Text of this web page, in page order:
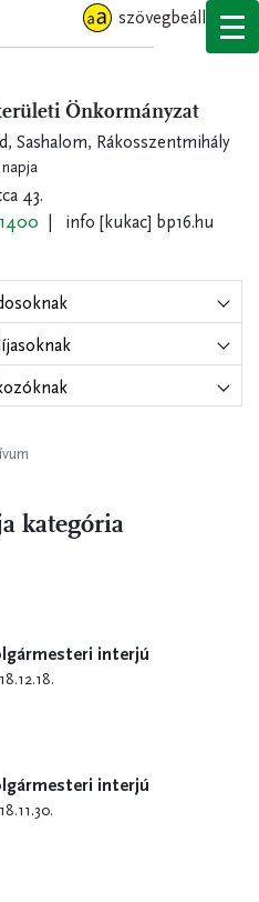
szövegbeállítások
Önkormányzat
Sashalom, Rákosszentmihály
43.
info [kukac] bp16.hu
kategória
interjú
interjú